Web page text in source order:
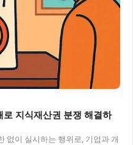
지식재산권 분쟁 해결하
없이 실시하는 행위로, 기업과 개